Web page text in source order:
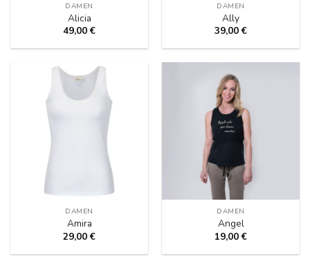
DAMEN
Alicia
49,00€
DAMEN
Ally
39,00€
DAMEN
Amira
29,00€
DAMEN
Angel
19,00€